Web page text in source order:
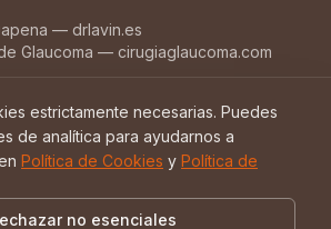
— drlavin.es
Glaucoma — cirugiaglaucoma.com
DoctoraliaTop Doctors
estrictamente necesarias. Puedes
de analítica para ayudarnos a
Política de Cookies y Política de
no esenciales